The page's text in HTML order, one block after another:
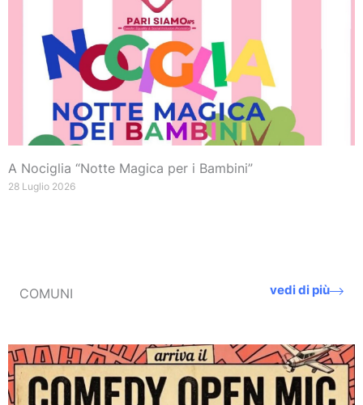
A Nociglia “Notte Magica per i Bambini”
28 Luglio 2026
COMUNI vedi di più